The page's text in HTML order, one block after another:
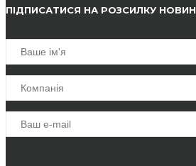
ПІДПИСАТИСЯ НА РОЗСИЛКУ НОВИН